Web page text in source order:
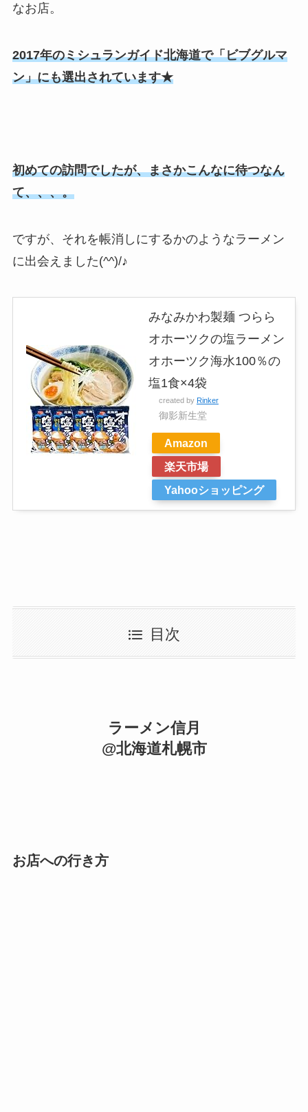
なお店。
2017年のミシュランガイド北海道で「ビブグルマ
ン」にも選出されています★
初めての訪問でしたが、まさかこんなに待つなん
て、、、。
ですが、それを帳消しにするかのようなラーメン
に出会えました(^^)/♪
みなみかわ製麺 つらら
オホーツクの塩ラーメン
オホーツク海水100％の
塩1食×4袋
created by Rinker
御影新生堂
Amazon
楽天市場
Yahooショッピング
目次
ラーメン信月
@北海道札幌市
お店への行き方